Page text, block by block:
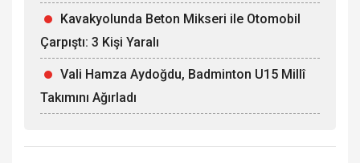
Kavakyolunda Beton Mikseri ile Otomobil
Çarpıştı: 3 Kişi Yaralı
Vali Hamza Aydoğdu, Badminton U15 Millî
Takımını Ağırladı